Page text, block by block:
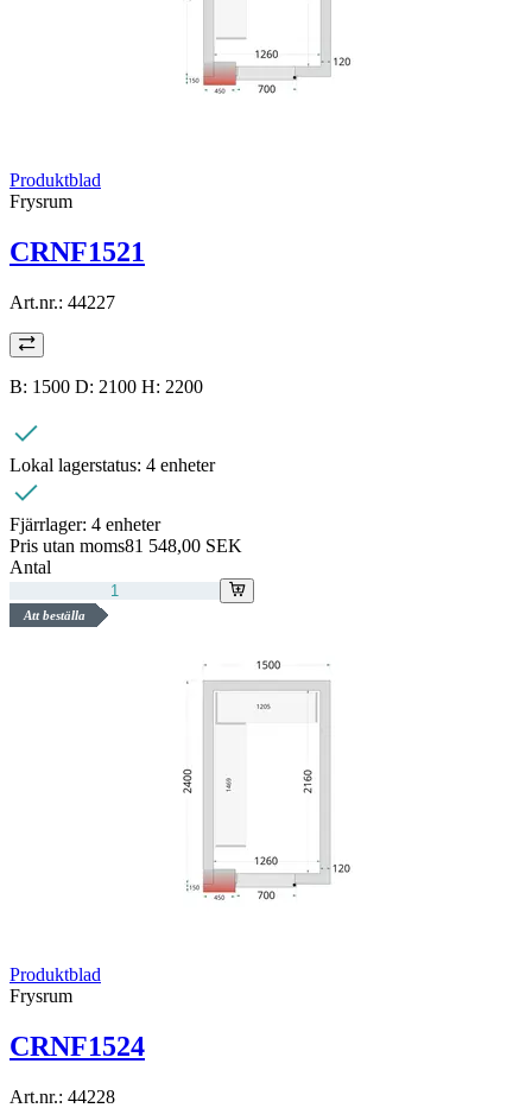
Produktblad
Frysrum
CRNF1521
Art.nr.: 44227
B: 1500 D: 2100 H: 2200
Lokal lagerstatus: 4 enheter
Fjärrlager: 4 enheter
Pris utan moms81 548,00 SEK
Antal
Att beställa
Produktblad
Frysrum
CRNF1524
Art.nr.: 44228